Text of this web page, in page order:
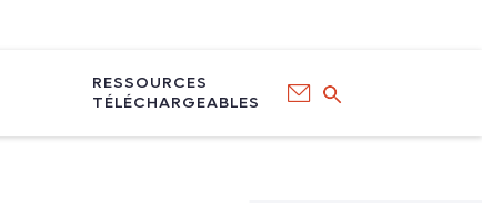
RESSOURCES
TÉLÉCHARGEABLES